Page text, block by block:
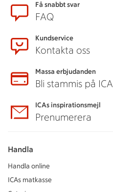
SidfotFå snabbt svar
FAQ
Kundservice
Kontakta oss
Massa erbjudanden
Bli stammis på ICA
ICAs inspirationsmejl
Prenumerera
Handla
Handla online
ICAs matkasse